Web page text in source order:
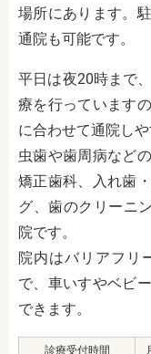
場所にあります。
通院も可能です。
平日は夜20時まで
療を行っています
に合わせて通院し
虫歯や歯周病など
矯正歯科、入れ歯
グ、歯のクリーニ
院です。
院内はバリアフリ
で、車いすやベビ
できます。
診療受付時間